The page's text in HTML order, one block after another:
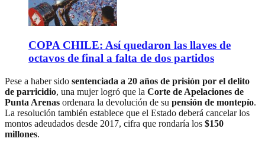
COPA CHILE: Así quedaron las llaves de
octavos de final a falta de dos partidos
Pese a haber sido sentenciada a 20 años de prisión por el delito
de parricidio, una mujer logró que la Corte de Apelaciones de
Punta Arenas ordenara la devolución de su pensión de montepío.
La resolución también establece que el Estado deberá cancelar los
montos adeudados desde 2017, cifra que rondaría los $150
millones.